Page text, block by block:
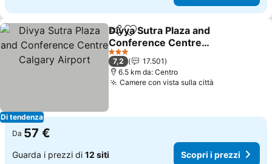
Di tendenza
CondividiAggiungi ai preferiti
Divya Sutra Plaza and
Conference Centre
Calgary Airport
Scopri i prezzi
3 Stelle
7,2
17.501
6.5 km da: Centro
Camere con vista sulla città
Da 57 €
Guarda i prezzi di 12 siti Scopri i prezzi